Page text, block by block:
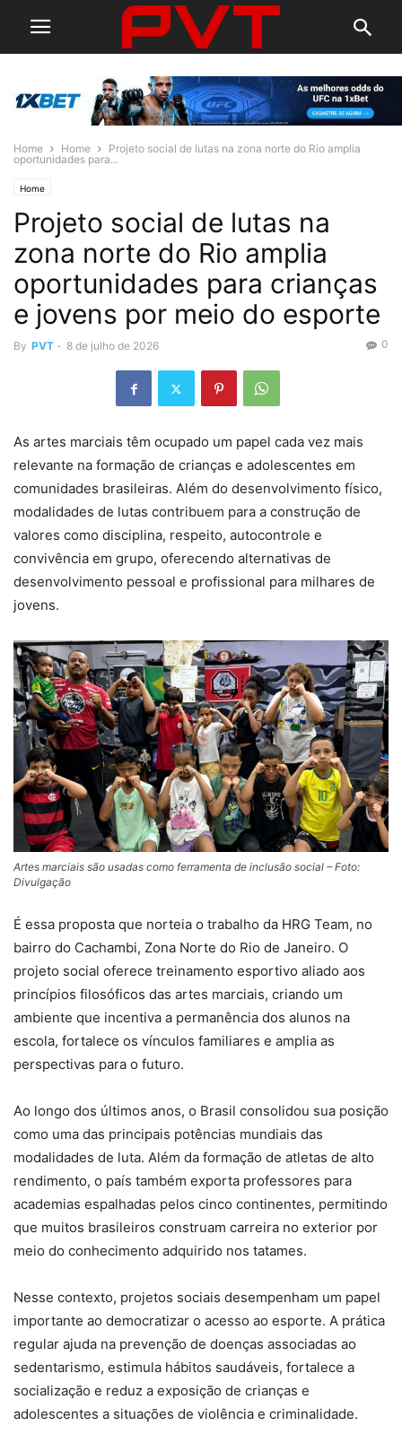
Home Home
Projeto social de lutas na zona norte do Rio amplia
oportunidades para...
Home
Projeto social de lutas na
zona norte do Rio amplia
oportunidades para crianças
e jovens por meio do esporte
By PVT - 8 de julho de 2026 0
As artes marciais têm ocupado um papel cada vez mais
relevante na formação de crianças e adolescentes em
comunidades brasileiras. Além do desenvolvimento físico,
modalidades de lutas contribuem para a construção de
valores como disciplina, respeito, autocontrole e
convivência em grupo, oferecendo alternativas de
desenvolvimento pessoal e profissional para milhares de
jovens.
Artes marciais são usadas como ferramenta de inclusão social – Foto:
Divulgação
É essa proposta que norteia o trabalho da HRG Team, no
bairro do Cachambi, Zona Norte do Rio de Janeiro. O
projeto social oferece treinamento esportivo aliado aos
princípios filosóficos das artes marciais, criando um
ambiente que incentiva a permanência dos alunos na
escola, fortalece os vínculos familiares e amplia as
perspectivas para o futuro.
Ao longo dos últimos anos, o Brasil consolidou sua posição
como uma das principais potências mundiais das
modalidades de luta. Além da formação de atletas de alto
rendimento, o país também exporta professores para
academias espalhadas pelos cinco continentes, permitindo
que muitos brasileiros construam carreira no exterior por
meio do conhecimento adquirido nos tatames.
Nesse contexto, projetos sociais desempenham um papel
importante ao democratizar o acesso ao esporte. A prática
regular ajuda na prevenção de doenças associadas ao
sedentarismo, estimula hábitos saudáveis, fortalece a
socialização e reduz a exposição de crianças e
adolescentes a situações de violência e criminalidade.